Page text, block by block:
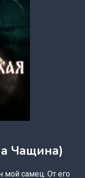
Чащина)
мой самец. От его